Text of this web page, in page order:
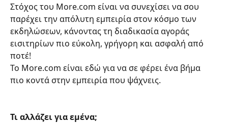
Στόχος του More.com είναι να συνεχίσει να σου
παρέχει την απόλυτη εμπειρία στον κόσμο των
εκδηλώσεων, κάνοντας τη διαδικασία αγοράς
εισιτηρίων πιο εύκολη, γρήγορη και ασφαλή από
ποτέ!
Το More.com είναι εδώ για να σε φέρει ένα βήμα
πιο κοντά στην εμπειρία που ψάχνεις.
Τι αλλάζει για εμένα;